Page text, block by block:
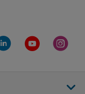
Facebook de Allianz
la page Twitter de
Aller sur la page
Aller sur la
Aller